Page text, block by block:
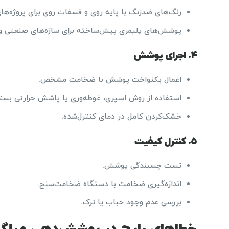
رنگ‌های ضدزنگ با پایه روی و فسفات روی برای
پوشش‌های پلیمری پیش‌ساخته برای سازه‌های صنعتی و
۴. اجرای پوشش
اعمال یکنواخت پوشش با ضخامت مشخص.
استفاده از روش اسپری، غوطه‌وری یا پاشش حرارتی
خشک‌کردن کامل در دمای کنترل‌شده.
۵. کنترل کیفیت
تست چسبندگی پوشش.
اندازه‌گیری ضخامت با دستگاه ضخامت‌سنج.
بررسی عدم وجود حباب یا ترک.